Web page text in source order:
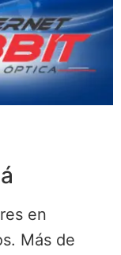
en
Más de